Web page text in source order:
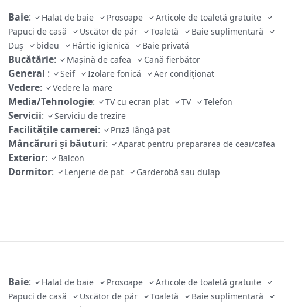
Baie: Halat de baie Prosoape
Articole de toaletă gratuite
Papuci de casă
Uscător de păr Toaletă
Baie suplimentară
Duş
bideu Hârtie igienică Baie privată
Bucătărie: Mașină de cafea Cană fierbător
General : Seif Izolare fonică Aer condiţionat
Vedere: Vedere la mare
Media/Tehnologie: TV cu ecran plat TV Telefon
Servicii: Serviciu de trezire
Facilităţile camerei: Priză lângă pat
Mâncăruri și băuturi: Aparat pentru prepararea de ceai/cafea
Exterior: Balcon
Dormitor: Lenjerie de pat Garderobă sau dulap
Baie: Halat de baie Prosoape
Articole de toaletă gratuite
Papuci de casă
Uscător de păr Toaletă
Baie suplimentară